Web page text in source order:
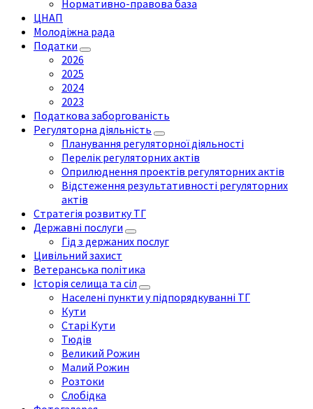
Нормативно-правова база
ЦНАП
Молодіжна рада
Податки
2026
2025
2024
2023
Податкова заборгованість
Регуляторна діяльність
Планування регуляторної діяльності
Перелік регуляторних актів
Оприлюднення проектів регуляторних актів
Відстеження результативності регуляторних
актів
Стратегія розвитку ТГ
Державні послуги
Гід з держаних послуг
Цивільний захист
Ветеранська політика
Історія селища та сіл
Населені пункти у підпорядкуванні ТГ
Кути
Старі Кути
Тюдів
Великий Рожин
Малий Рожин
Розтоки
Слобідка